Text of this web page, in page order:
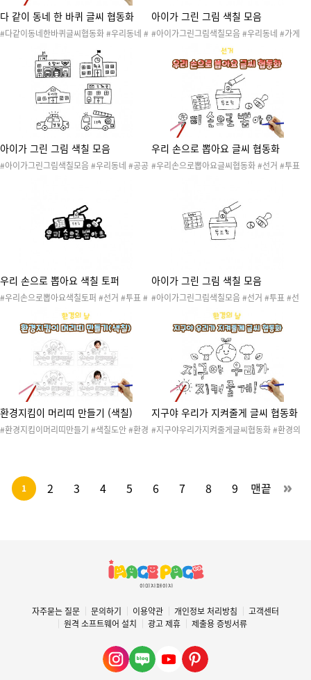
다 같이 동네 한 바퀴 글씨 협동화
#다같이동네한바퀴글씨협동화 #우리동네 #
네도안 #우리동네만들기 #협동화 #우리동네
협동화 #미술활동 #색칠하기 #협동작품 #콜
아이가 그린 그림 색칠 모음
#아이가그린그림색칠모음 #우리동네 #가게
#우리동네활동 #우리동네놀이 #우리동네도
안 #놀이터 #색칠도안
아이가 그린 그림 색칠 모음
#아이가그린그림색칠모음 #우리동네 #공공
리동네도안 #색칠도안 #소방서 #학교 #도서
관 #우체국 #경찰차 #소방차
우리 손으로 뽑아요 글씨 협동화
#우리손으로뽑아요글씨협동화 #선거 #투표
거활동 #선거놀이 #협동화 #선거협동화 #투
표협동화 #미술활동 #색칠하기 #협동작품 #
우리 손으로 뽑아요 색칠 토퍼
#우리손으로뽑아요색칠토퍼 #선거 #투표 #
선거놀이 #투표놀이 #어린이선거 #반장선거
#우리반선거 #우리원선거 #선거도안 #선거
활동 #선거놀이 #색칠도안 #토퍼 #선거토퍼
아이가 그린 그림 색칠 모음
#아이가그린그림색칠모음 #선거 #투표 #선
거놀이 #투표놀이 #어린이선거 #반장선거 #
우리반선거 #우리원선거 #선거도안 #선거활
동 #선거놀이 #색칠도안
환경지킴이 머리띠 만들기 (색칠)
#환경지킴이머리띠만들기 #색칠도안 #환경
달리기 #리사이클 #업사이클 #환경의날도안
#환경의날행사 #환경의날활동 #환경의날캠
페인 #머리띠 #환경의날머리띠 #환경과생활
지구야 우리가 지켜줄게 글씨 협동화
#지구야우리가지켜줄게글씨협동화 #환경의
환경의날행사 #환경의날활동 #환경의날캠페
1 2 3 4 5 6 7 8 9 맨끝
자주묻는 질문 문의하기 이용약관 개인정보 처리방침
고객센터
원격 소프트웨어 설치
광고 제휴 제출용 증빙서류